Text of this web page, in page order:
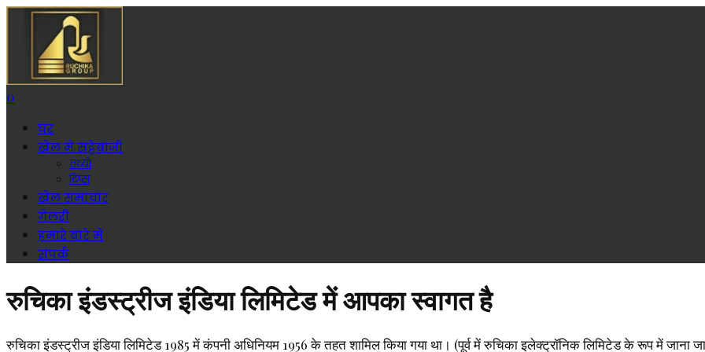
0
घर
खेल में सट्टेबाजी
तथ्यों
टिप्स
खेल समाचार
गेलरी
हमारे बारे में
संपर्क
रुचिका इंडस्ट्रीज इंडिया लिमिटेड में आपका स्वागत है
रुचिका इंडस्ट्रीज इंडिया लिमिटेड 1985 में कंपनी अधिनियम 1956 के तहत शामिल किया गया था। (पूर्व में रुचिका इलेक्ट्रॉनिक लिमिटेड के रूप में जाना